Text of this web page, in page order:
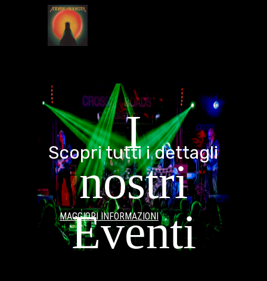
I
nostri
Eventi
Scopri tutti i dettagli
MAGGIORI INFORMAZIONI